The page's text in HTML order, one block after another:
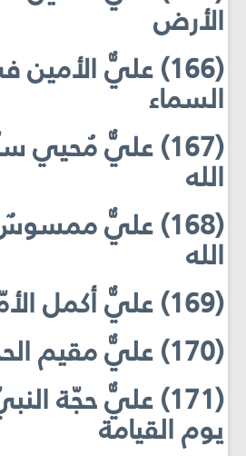
الأرض
(166) عليٌّ
السماء
(167) عليٌّ
الله
(168) عليٌّ
الله
(169) عليٌّ أكمل الأمّة يقينًا
(170) عليٌّ مقيم الحجّة
(171) عليٌّ حجّة
يوم القيامة